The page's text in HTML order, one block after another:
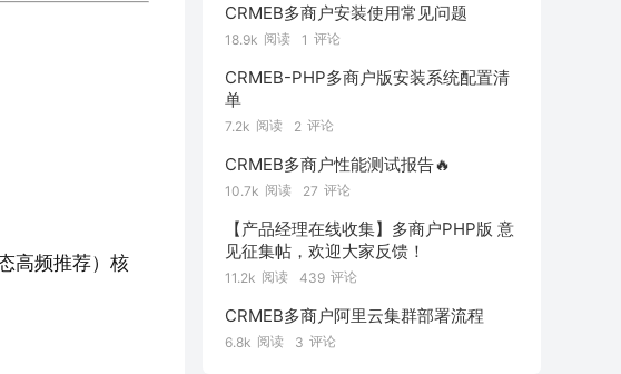
高频推荐）核
CRMEB多商户安装使用常见问题
18.9k 阅读 1 评论
CRMEB-PHP多商户版安装系统配置清
单
7.2k 阅读 2 评论
CRMEB多商户性能测试报告🔥
10.7k 阅读 27 评论
【产品经理在线收集】多商户PHP版 意
见征集帖，欢迎大家反馈！
11.2k 阅读 439 评论
CRMEB多商户阿里云集群部署流程
6.8k 阅读 3 评论